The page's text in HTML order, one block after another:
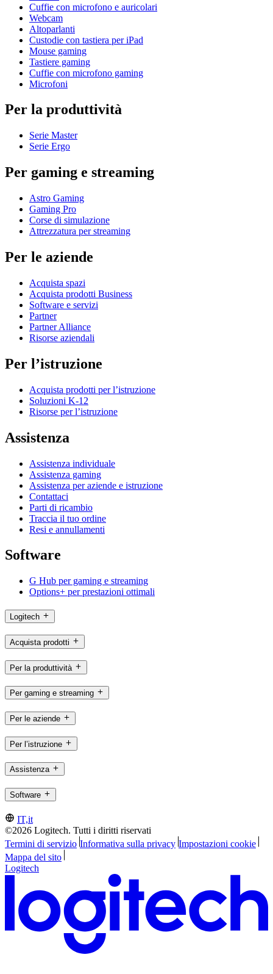
Cuffie con microfono e auricolari
Webcam
Altoparlanti
Custodie con tastiera per iPad
Mouse gaming
Tastiere gaming
Cuffie con microfono gaming
Microfoni
Per la produttività
Serie Master
Serie Ergo
Per gaming e streaming
Astro Gaming
Gaming Pro
Corse di simulazione
Attrezzatura per streaming
Per le aziende
Acquista spazi
Acquista prodotti Business
Software e servizi
Partner
Partner Alliance
Risorse aziendali
Per l’istruzione
Acquista prodotti per l’istruzione
Soluzioni K-12
Risorse per l’istruzione
Assistenza
Assistenza individuale
Assistenza gaming
Assistenza per aziende e istruzione
Contattaci
Parti di ricambio
Traccia il tuo ordine
Resi e annullamenti
Software
G Hub per gaming e streaming
Options+ per prestazioni ottimali
Logitech
Acquista prodotti
Per la produttività
Per gaming e streaming
Per le aziende
Per l’istruzione
Assistenza
Software
IT,it
©2026 Logitech. Tutti i diritti riservati
Termini di servizio Informativa sulla privacy Impostazioni cookie
Mappa del sito
Logitech